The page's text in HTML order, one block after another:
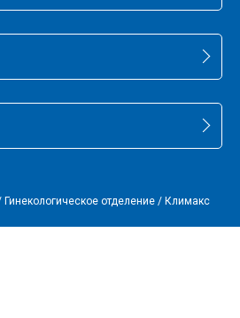
Гинекологическое отделение/ Климакс